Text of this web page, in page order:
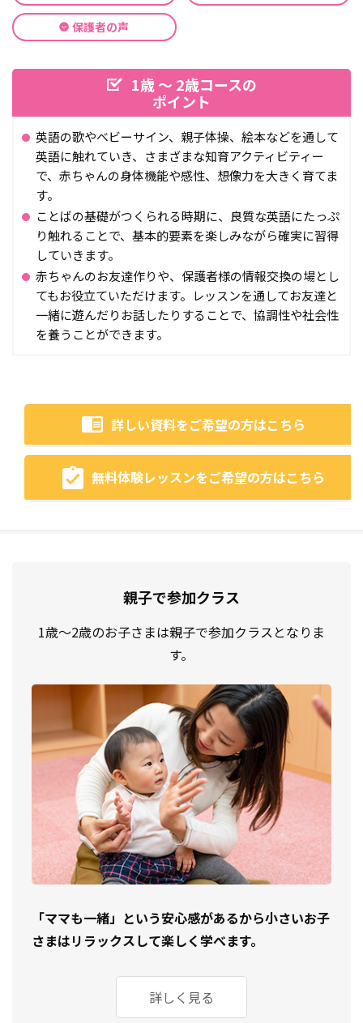
保護者の声
1歳 ～ 2歳コースの
ポイント
英語の歌やベビーサイン、親子体操、絵本などを通して
英語に触れていき、さまざまな知育アクティビティー
で、赤ちゃんの身体機能や感性、想像力を大きく育てま
す。
ことばの基礎がつくられる時期に、良質な英語にたっぷ
り触れることで、基本的要素を楽しみながら確実に習得
していきます。
赤ちゃんのお友達作りや、保護者様の情報交換の場とし
てもお役立ていただけます。レッスンを通してお友達と
一緒に遊んだりお話したりすることで、協調性や社会性
を養うことができます。
詳しい資料をご希望の方はこちら
無料体験レッスンをご希望の方はこちら
親子で参加クラス
1歳〜2歳のお子さまは親子で参加クラスとなりま
す。
「ママも一緒」という安心感があるから小さいお子
さまはリラックスして楽しく学べます。
詳しく見る